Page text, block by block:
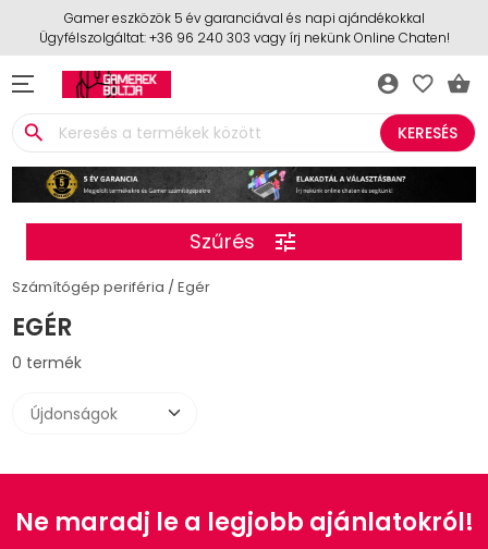
Gamer eszközök 5 év garanciával és napi ajándékokkal
Ügyfélszolgáltat: +36 96 240 303 vagy írj nekünk Online Chaten!
account_circle favorite_border shopping_basket
search KERESÉS
Szűrés tune
Számítógép periféria Egér
EGÉR
0 termék
Ne maradj le a legjobb ajánlatokról!